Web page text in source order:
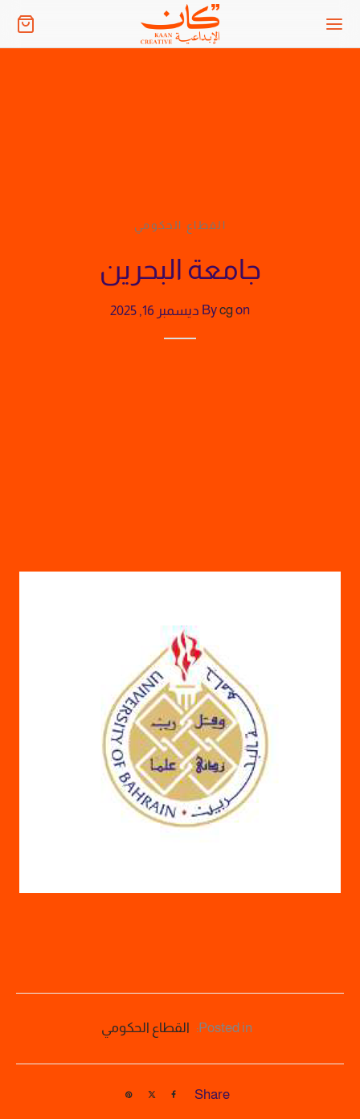
القطاع الحكومي
جامعة البحرين
Bycgon ديسمبر 16, 2025
Posted in: القطاع الحكومي
Share